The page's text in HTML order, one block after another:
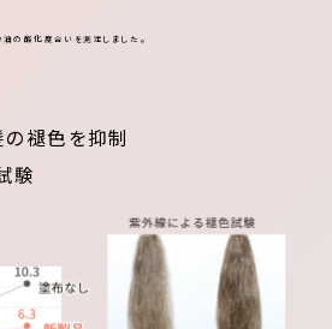
の酸化度合いを測定しました。
の褪色を抑制
験